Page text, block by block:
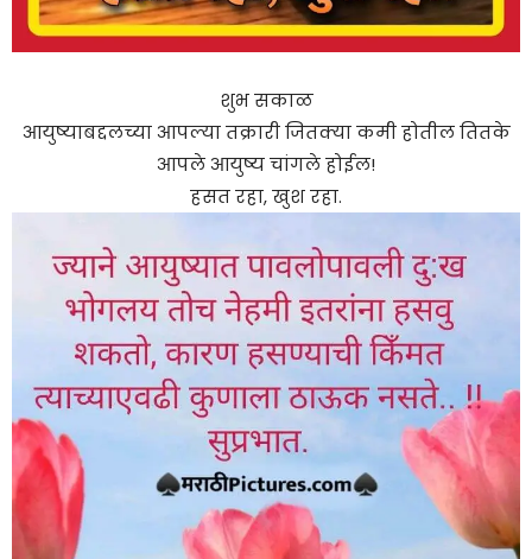
शुभ सकाळ
आयुष्याबद्दलच्या आपल्या तक्रारी जितक्या कमी होतील तितके
आपले आयुष्य चांगले होईल!
हसत रहा, खुश रहा.